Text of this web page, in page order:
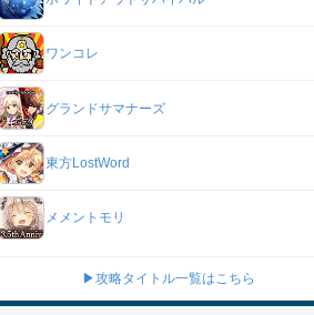
ワンコレ
グランドサマナーズ
東方LostWord
メメントモリ
▶攻略タイトル一覧はこちら